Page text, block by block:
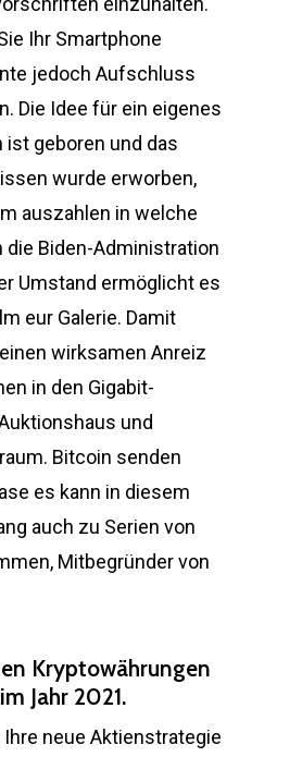
Ihr Smartphone
jedoch Aufschluss
Die Idee für ein eigenes
ist geboren und das
wurde erworben,
auszahlen in welche
die Biden-Administration
Umstand ermöglicht es
eur Galerie. Damit
wirksamen Anreiz
in den Gigabit-
und
Bitcoin senden
es kann in diesem
auch zu Serien von
Mitbegründer von
Kryptowährungen
Jahr 2021.
Ihre neue Aktienstrategie